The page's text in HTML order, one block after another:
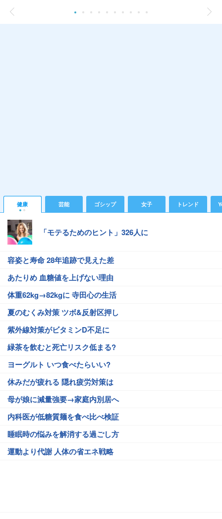
健康 芸能 ゴシップ 女子 トレンド
「モテるためのヒント」326人に
容姿と寿命 28年追跡で見えた差
あたりめ 血糖値を上げない理由
体重62kg→82kgに 寺田心の生活
夏のむくみ対策 ツボ&反射区押し
紫外線対策がビタミンD不足に
緑茶を飲むと死亡リスク低まる?
ヨーグルト いつ食べたらいい?
休みだが疲れる 隠れ疲労対策は
母が娘に減量強要→家庭内別居へ
内科医が低糖質麺を食べ比べ検証
睡眠時の悩みを解消する過ごし方
運動より代謝 人体の省エネ戦略